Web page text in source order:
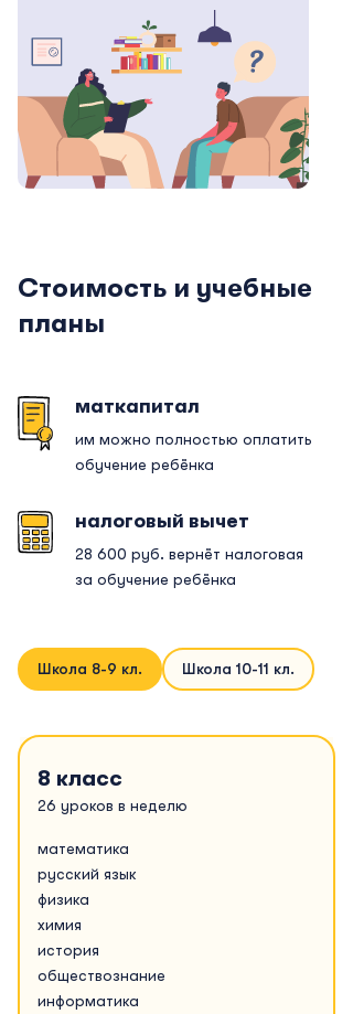
Стоимость и учебные
планы
маткапитал
им можно полностью оплатить
обучение ребёнка
налоговый вычет
28 600 руб. вернёт налоговая
за обучение ребёнка
Школа 8-9 кл. Школа 10-11 кл.
8 класс
26 уроков в неделю
математика
русский язык
физика
химия
история
обществознание
информатика